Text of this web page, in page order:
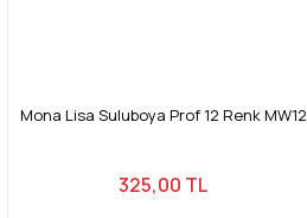
Mona Lisa Suluboya Prof 12 Renk MW12
325,00 TL